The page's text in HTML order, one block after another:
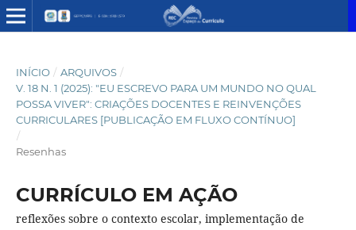
INÍCIO / ARQUIVOS /
V. 18 N. 1 (2025): "EU ESCREVO PARA UM MUNDO NO QUAL
POSSA VIVER": CRIAÇÕES DOCENTES E REINVENÇÕES
CURRICULARES [PUBLICAÇÃO EM FLUXO CONTÍNUO]
/
Resenhas
CURRÍCULO EM AÇÃO
reflexões sobre o contexto escolar, implementação de